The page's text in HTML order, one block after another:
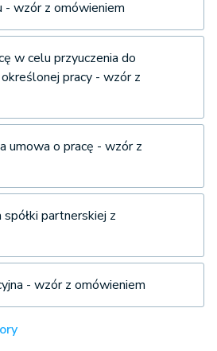
- wzór z omówieniem
w celu przyuczenia do
pracy - wzór z
umowa o pracę - wzór z
partnerskiej z
- wzór z omówieniem